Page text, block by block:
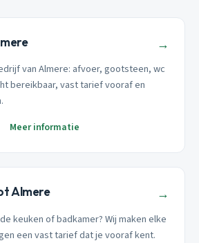
→
van Almere: afvoer, gootsteen, wc
bereikbaar, vast tarief vooraf en
Meer informatie
Almere →
keuken of badkamer? Wij maken elke
een vast tarief dat je vooraf kent.